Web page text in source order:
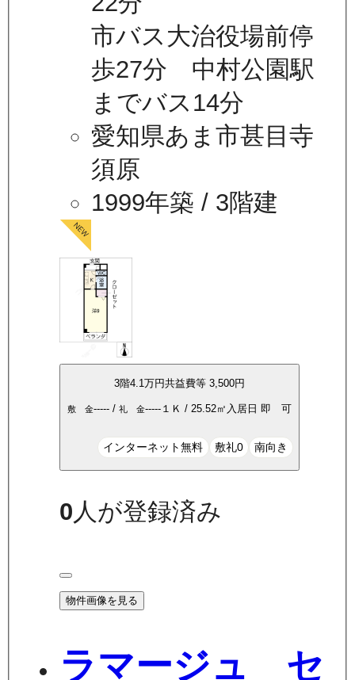
市バス大治役場前停
歩27分 中村公園駅
までバス14分
愛知県あま市甚目寺
須原
1999年築 / 3階建
3階4.1万円共益費等3,500円
敷 金----- /礼 金----- １Ｋ / 25.52㎡ 入居日 即 可
インターネット無料 敷礼0 南向き
0人が登録済み
物件画像を見る
ラマージュ セ